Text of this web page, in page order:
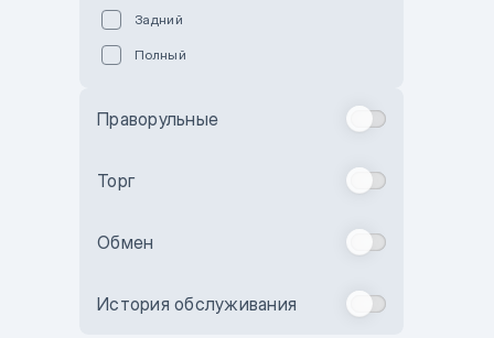
Бежевый
Комбинированный
Задний
Полный
Праворульные
Торг
Обмен
История обслуживания